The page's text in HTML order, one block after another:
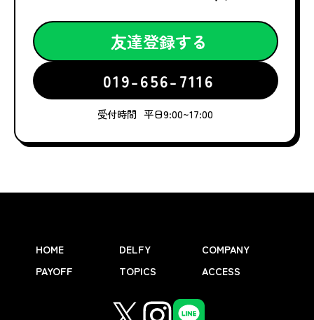
友達登録する
019-656-7116
受付時間 平日9:00~17:00
HOME DELFY
COMPANY
PAYOFF
TOPICS ACCESS